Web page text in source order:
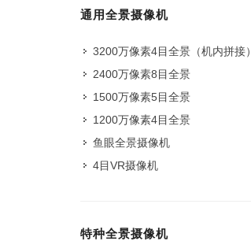
通用全景摄像机
3200万像素4目全景（机内拼接）
2400万像素8目全景
1500万像素5目全景
1200万像素4目全景
鱼眼全景摄像机
4目VR摄像机
特种全景摄像机